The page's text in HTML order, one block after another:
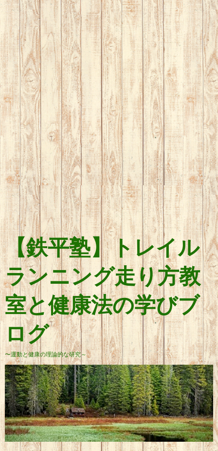
【鉄平塾】トレイル
ランニング走り方教
室と健康法の学びブ
ログ
〜運動と健康の理論的な研究～